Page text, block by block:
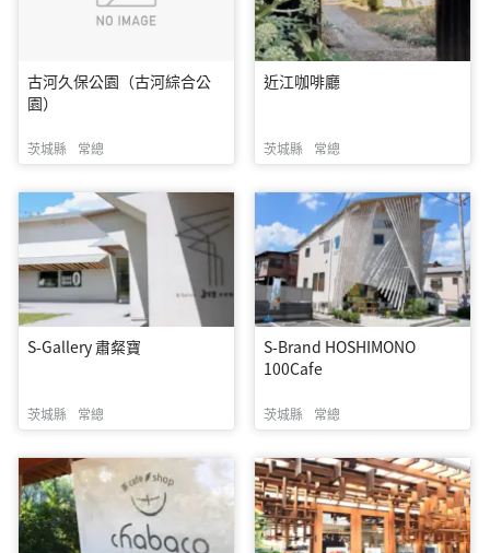
古河久保公園（古河綜合公
園）
茨城縣 常總
近江咖啡廳
茨城縣 常總
S-Gallery 肅粲寶
茨城縣 常總
S-Brand HOSHIMONO
100Cafe
茨城縣 常總